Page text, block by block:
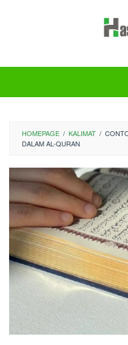
HOMEPAGE / KALIMAT /
DALAM AL-QURAN